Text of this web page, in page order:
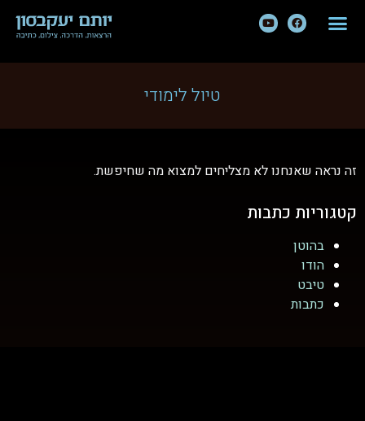
טיול לימודי
זה נראה שאנחנו לא מצליחים למצוא מה שחיפשת.
קטגוריות כתבות
בהוטן
הודו
טיבט
כתבות